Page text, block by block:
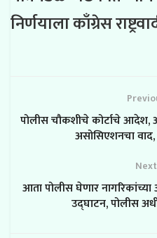
निर्णयाला काँग्रेस
पोलीस चौकशीचे कोर्टाचे आदेश,
असोसिएशनचा
आता पोलीस घेणार
उद्घाटन, पोलीस